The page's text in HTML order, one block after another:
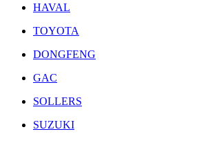
HAVAL
TOYOTA
DONGFENG
GAC
SOLLERS
SUZUKI